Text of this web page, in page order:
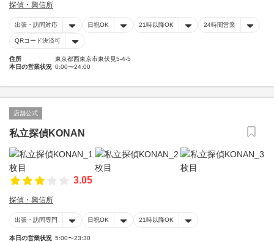
探偵・興信所
出張・訪問対応 日祝OK 21時以降OK 24時間営業
QRコード決済可
住所
東京都西東京市東伏見5-4-5
本日の営業状況 0:00〜24:00
店舗公式
私立探偵KONAN
3.05
探偵・興信所
出張・訪問専門 日祝OK 21時以降OK
本日の営業状況 5:00〜23:30